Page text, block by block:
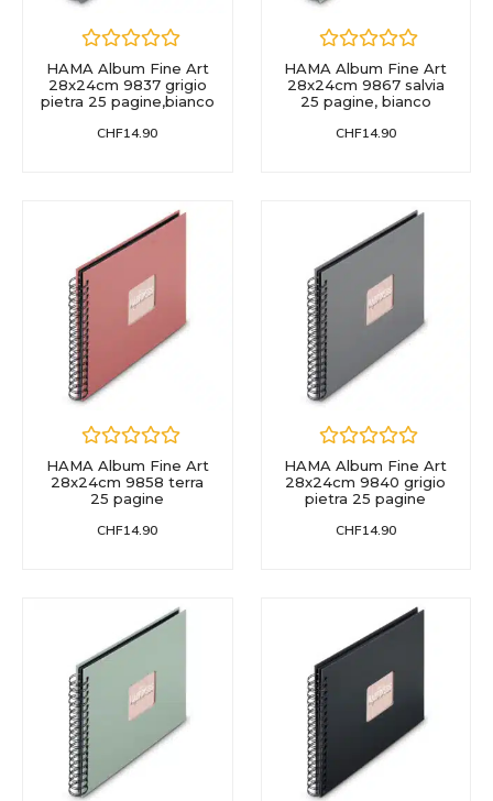
HAMA Album Fine Art
28x24cm 9837 grigio
pietra 25 pagine,bianco
CHF14.90
HAMA Album Fine Art
28x24cm 9867 salvia
25 pagine, bianco
CHF14.90
HAMA Album Fine Art
28x24cm 9858 terra
25 pagine
CHF14.90
HAMA Album Fine Art
28x24cm 9840 grigio
pietra 25 pagine
CHF14.90